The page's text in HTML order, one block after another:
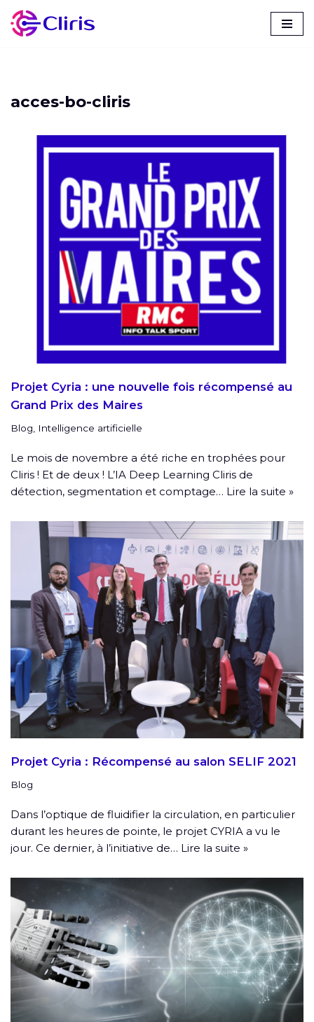
Aller
acces-bo-cliris
Projet Cyria : une nouvelle fois récompensé au
Grand Prix des Maires
Blog Intelligence artificielle
Le mois de novembre a été riche en trophées pour
Cliris ! Et de deux ! L’IA Deep Learning Cliris de
détection, segmentation et comptage… Lire la suite »
Projet Cyria : Récompensé au salon SELIF 2021
Blog
Dans l’optique de fluidifier la circulation, en particulier
durant les heures de pointe, le projet CYRIA a vu le
jour. Ce dernier, à l’initiative de… Lire la suite »